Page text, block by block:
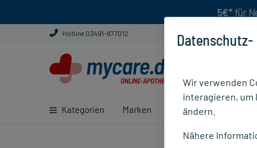
5€* für
Hotline 03491-877012
Kategorien Marken Ratgeber
Wir verwenden
interagieren, um
ändern.
Nähere